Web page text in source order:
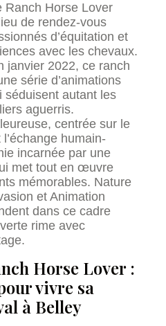
Horse Lover
de rendez-vous
d’équitation et
avec les chevaux.
janvier 2022, ce ranch
série d’animations
séduisent autant les
aguerris.
centrée sur le
humain-
incarnée par une
met tout en œuvre
mémorables. Nature
et Animation
dans ce cadre
rime avec
Horse Lover :
vivre sa
à Belley